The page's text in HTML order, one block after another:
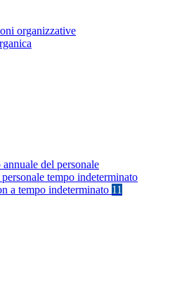
organizzative
del personale
tempo indeterminato
a tempo indeterminato 11